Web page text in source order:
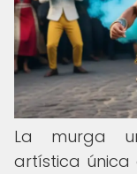
La murga
artística única